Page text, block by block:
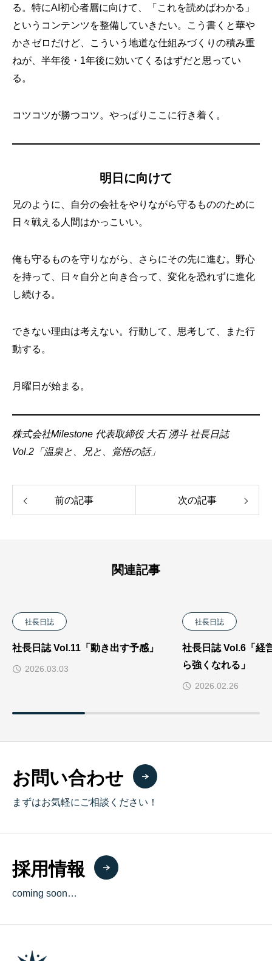
る。特にAI初心者層に向けて、「これを読めばわかる」
というコンテンツを整備していきたい。こう書くと華や
かさゼロだけど、こういう地道な仕組みづくりの積み重
ねが、半年後・1年後に効いてくるはずだと思ってい
る。
コツコツが勝つコツ。やっぱりここに行き着く。
明日に向けて
兄のように、自分の会社をやりながら守るもののために
日々戦える人間はかっこいい。
俺も守るものを守りながら、さらにその先に進む。野心
を持って、日々自分と向き合って、変化を恐れずに進化
し続ける。
できない理由は考えない。行動して、思考して、また行
動する。
月曜日が始まる。
株式会社Milestone 代表取締役 大石 湧斗 社長日誌
Vol.2「温泉と、兄と、覚悟の話」
前の記事 次の記事
関連記事
社長日誌
社長日誌 Vol.11「動き出す予感」
2026.03.03
社長日誌
社長日誌 Vol.6「経
ら強くなれる」
2026.02.26
お問い合わせ
まずはお気軽にご相談ください！
採用情報
coming soon…